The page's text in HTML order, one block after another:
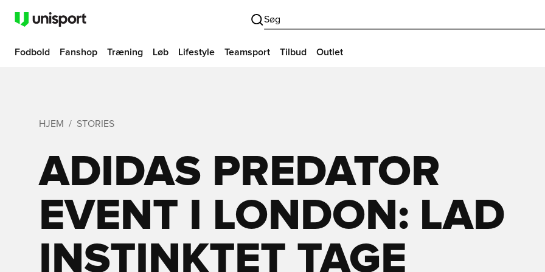
Søg
Fodbold Fanshop Træning Løb Lifestyle Teamsport Tilbud Outlet
HJEM STORIES
ADIDAS PREDATOR
EVENT I LONDON: LAD
INSTINKTET TAGE